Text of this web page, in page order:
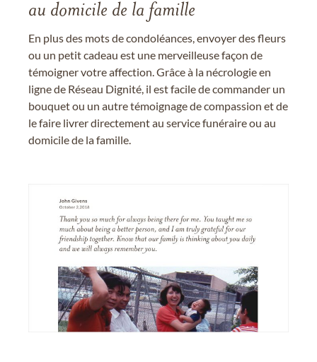
au domicile de la famille
En plus des mots de condoléances, envoyer des fleurs
ou un petit cadeau est une merveilleuse façon de
témoigner votre affection. Grâce à la nécrologie en
ligne de Réseau Dignité, il est facile de commander un
bouquet ou un autre témoignage de compassion et de
le faire livrer directement au service funéraire ou au
domicile de la famille.